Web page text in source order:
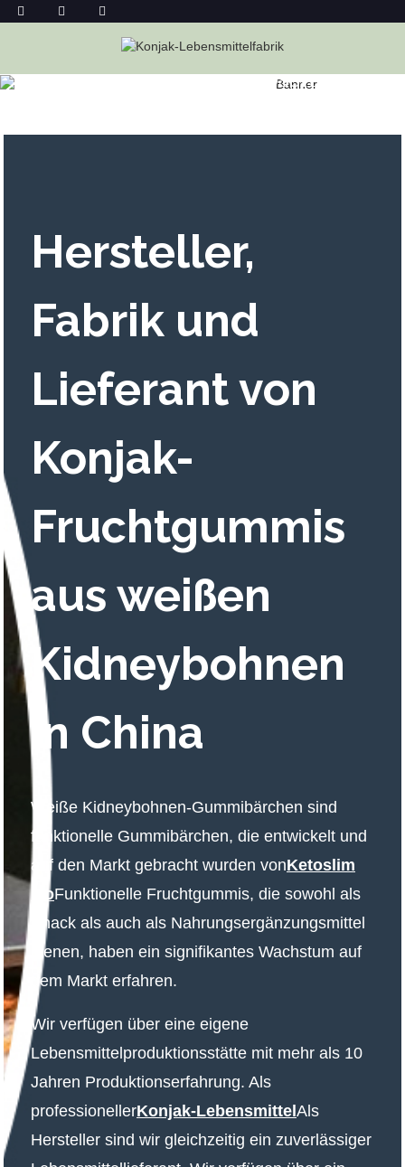
WEISSE KIDNEYBOHNEN-G
UMMIBÄRCHEN IM GROSSHANDEL
Hersteller,
Fabrik und
Lieferant von
Konjak-
Fruchtgummis
aus weißen
Kidneybohnen
in China
Weiße Kidneybohnen-Gummibärchen sind
funktionelle Gummibärchen, die entwickelt und
auf den Markt gebracht wurden vonKetoslim
MoFunktionelle Fruchtgummis, die sowohl als
Snack als auch als Nahrungsergänzungsmittel
dienen, haben ein signifikantes Wachstum auf
dem Markt erfahren.
Wir verfügen über eine eigene
Lebensmittelproduktionsstätte mit mehr als 10
Jahren Produktionserfahrung. Als
professionellerKonjak-LebensmittelAls
Hersteller sind wir gleichzeitig ein zuverlässiger